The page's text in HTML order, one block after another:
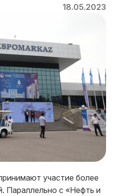
18.05.2023
участие более
Параллельно с «Нефть и